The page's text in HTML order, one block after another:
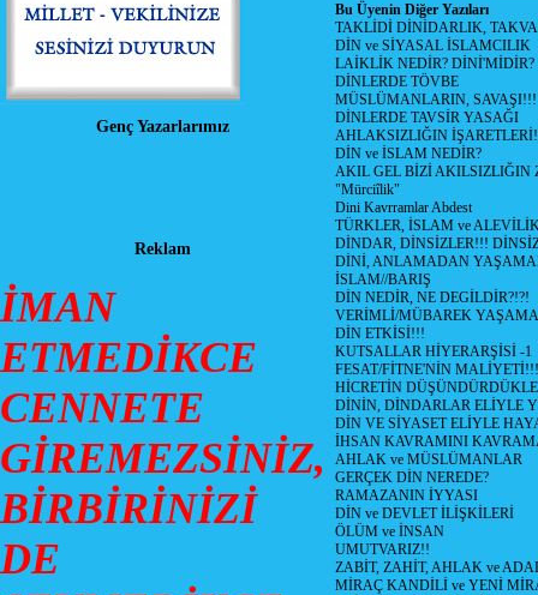
Genç Yazarlarımız
Reklam
İMAN
ETMEDİKCE
CENNETE
GİREMEZSİNİZ,
BİRBİRİNİZİ
DE
Bu Üyenin Diğer Yazıları
TAKLİDİ DİNİDARLIK,
DİN ve SİYASAL İSLAMCILIK
LAİKLİK NEDİR? DİNİ'MİDİR?
DİNLERDE TÖVBE
MÜSLÜMANLARIN, SAVAŞI!!!
DİNLERDE TAVSİR YASAĞI
AHLAKSIZLIĞIN
DİN ve İSLAM NEDİR?
AKIL GEL BİZİ AKILSIZLIĞIN
"Mürciîlik"
Dini Kavrramlar Abdest
TÜRKLER, İSLAM ve
DİNDAR, DİNSİZLER!!!
DİNİ, ANLAMADAN
İSLAM//BARIŞ
DİN NEDİR, NE DEGİLDİR?!?!
VERİMLİ/MÜBAREK
DİN ETKİSİ!!!
KUTSALLAR HİYERARŞİSİ -1
FESAT/FİTNE'NİN MALİYETİ!!!
HİCRETİN
DİNİN, DİNDARLAR ELİYLE
DİN VE SİYASET ELİYLE
İHSAN KAVRAMINI
AHLAK ve MÜSLÜMANLAR
GERÇEK DİN NEREDE?
RAMAZANIN İYYASI
DİN ve DEVLET İLİŞKİLERİ
ÖLÜM ve İNSAN
UMUTVARIZ!!
ZABİT, ZAHİT, AHLAK ve
MİRAÇ KANDİLİ ve YENİ